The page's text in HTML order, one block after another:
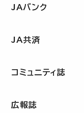
JAバンク
JA共済
コミュニティ誌
広報誌